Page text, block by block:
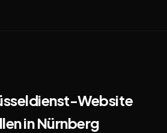
Website
in Nürnberg